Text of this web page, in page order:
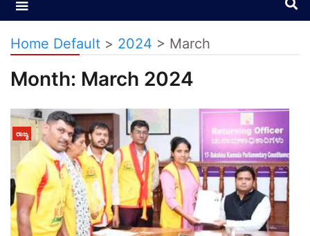
Home Default > 2024 > March
Month: March 2024
ರಾಜ್ಯ